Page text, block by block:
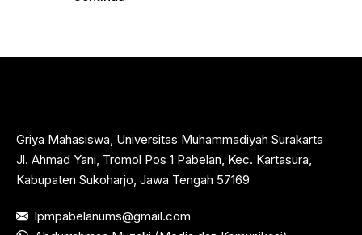
Griya Mahasiswa, Universitas Muhammadiyah Surakarta
Jl. Ahmad Yani, Tromol Pos 1 Pabelan, Kec. Kartasura,
Kabupaten Sukoharjo, Jawa Tengah 57169
lpmpabelanums@gmail.com